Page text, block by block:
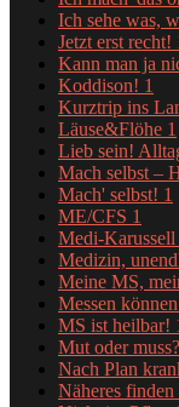
Ich sehe was,
Jetzt erst recht!
Kann man ja
Koddison! 1
Kurztrip ins
Läuse&Flöhe 1
Lieb sein!
Mach selbst –
Mach' selbst! 1
ME/CFS 1
Medi-Karussell
Medizin,
Meine MS,
Messen
MS ist heilbar!
Mut oder muss?
Nach Plan
Näheres